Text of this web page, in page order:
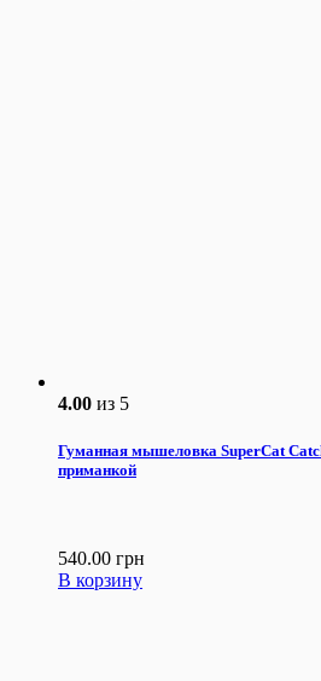
4.00 из 5
Гуманная мышеловка SuperCat
приманкой
540.00 грн
В корзину